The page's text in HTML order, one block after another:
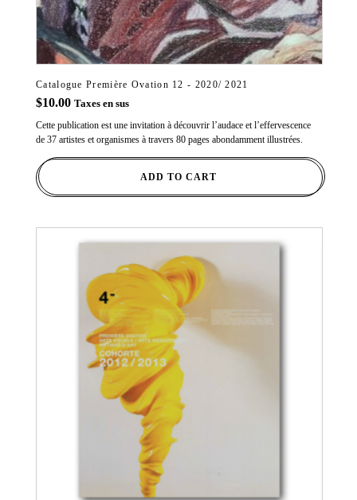
Catalogue Première Ovation 12 - 2020/ 2021
$10.00 Taxes en sus
Cette publication est une invitation à découvrir l’audace et l’effervescence
de 37 artistes et organismes à travers 80 pages abondamment illustrées.
ADD TO CART